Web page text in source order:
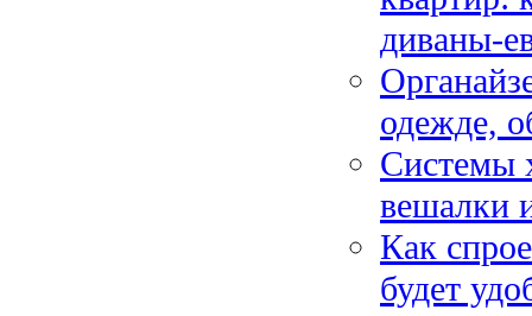
диваны-
одежде,
Системы
вешалки
Как
будет